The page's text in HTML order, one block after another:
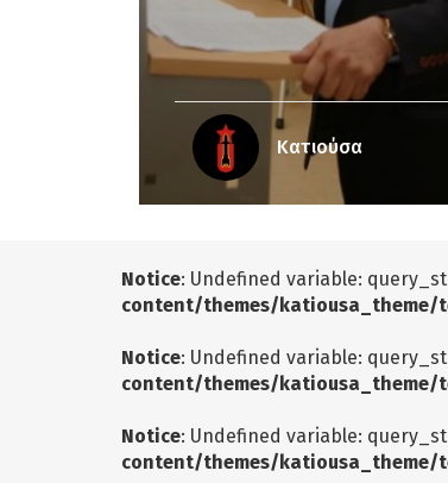
Κατιούσα
Notice: Undefined variable:
content/themes/
Notice: Undefined variable:
content/themes/
Notice: Undefined variable:
content/themes/